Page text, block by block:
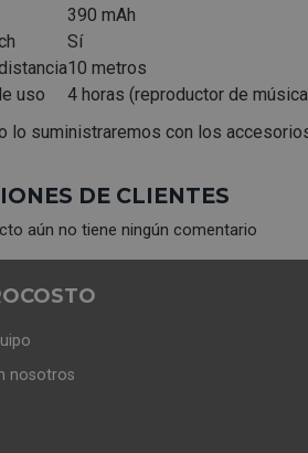
390 mAh
Sí
10 metros
uso
4 horas (reproductor de
lo suministraremos con los
DE CLIENTES
aún no tiene ningún comentario
nosotros